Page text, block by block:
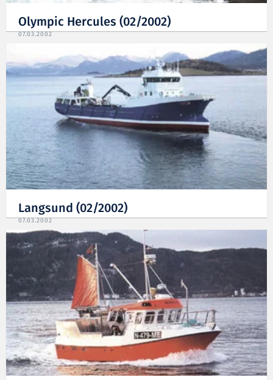
Olympic Hercules (02/2002)
07.03.2002
Langsund (02/2002)
07.03.2002